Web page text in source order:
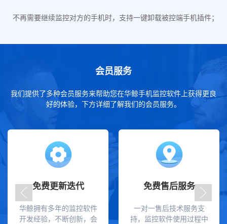
不再需要继续监控对方的手机时，支持一键卸载被控端手机插件；
会员服务
我们提供了多种会员服务来帮助您在华鲸手机监控软件上获得更良
好的体验，下方详细了解我们的会员服务。
免费更新迭代
华鲸拥有多年的监控软件
开发经验，不断创新，会
免费售后服务
一对一售后技术服务支
持，监控软件使用过程中